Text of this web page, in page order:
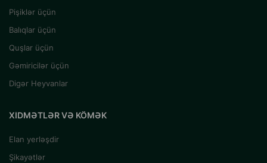
Pişiklər üçün
Balıqlar üçün
Quşlar üçün
Gəmiricilər üçün
Digər Heyvanlar
XIDMƏTLƏR VƏ KÖMƏK
Elan yerləşdir
Şikayətlər